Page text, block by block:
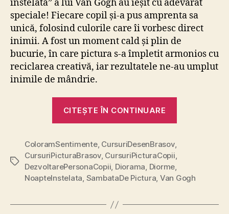
înstelată” a lui Van Gogh au ieșit cu adevărat
speciale! Fiecare copil și-a pus amprenta sa
unică, folosind culorile care îi vorbesc direct
inimii. A fost un moment cald și plin de
bucurie, în care pictura s-a împletit armonios cu
reciclarea creativă, iar rezultatele ne-au umplut
inimile de mândrie.
CITEȘTE ÎN CONTINUARE
înstelată””
Etichete
ColoramSentimente, CursuriDesenBrasov,
CursuriPicturaBrasov, CursuriPicturaCopii,
DezvoltarePersonaCopii, Diorama, Diorme,
NoapteInstelata, SambataDe Pictura, Van Gogh